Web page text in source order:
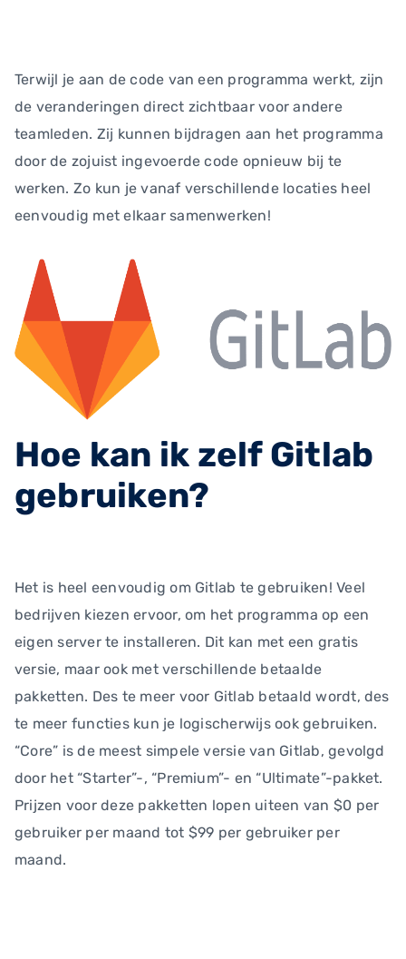
Terwijl je aan de code van een programma werkt, zijn
de veranderingen direct zichtbaar voor andere
teamleden. Zij kunnen bijdragen aan het programma
door de zojuist ingevoerde code opnieuw bij te
werken. Zo kun je vanaf verschillende locaties heel
eenvoudig met elkaar samenwerken!
Hoe kan ik zelf Gitlab
gebruiken?
Het is heel eenvoudig om Gitlab te gebruiken! Veel
bedrijven kiezen ervoor, om het programma op een
eigen server te installeren. Dit kan met een gratis
versie, maar ook met verschillende betaalde
pakketten. Des te meer voor Gitlab betaald wordt, des
te meer functies kun je logischerwijs ook gebruiken.
“Core” is de meest simpele versie van Gitlab, gevolgd
door het “Starter”-, “Premium”- en “Ultimate”-pakket.
Prijzen voor deze pakketten lopen uiteen van $0 per
gebruiker per maand tot $99 per gebruiker per
maand.